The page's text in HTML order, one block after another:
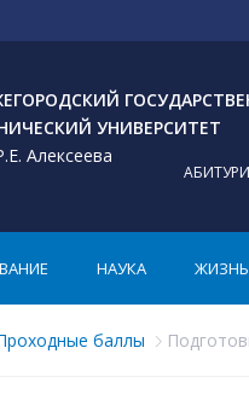
УНИВЕРСИТЕТ
Алексеева
НАУКА ЖИЗНЬ
баллы